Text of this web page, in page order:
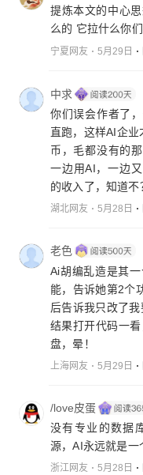
提炼本文的中心思想：不
宁夏网友 5月29日
中求
你们误会作者了
直跑，这样AI企
币，毛都没有的
一边用AI，一边
的收入了，知道不
湖北网友 5月28日
老色
Ai胡编乱造是其
能，告诉她第2个
后告诉我只改了我
结果打开代码一
盘，晕！
上海网友 5月29日
/love皮蛋
没有专业的数据
源，AI永远就是一
浙江网友 5月28日